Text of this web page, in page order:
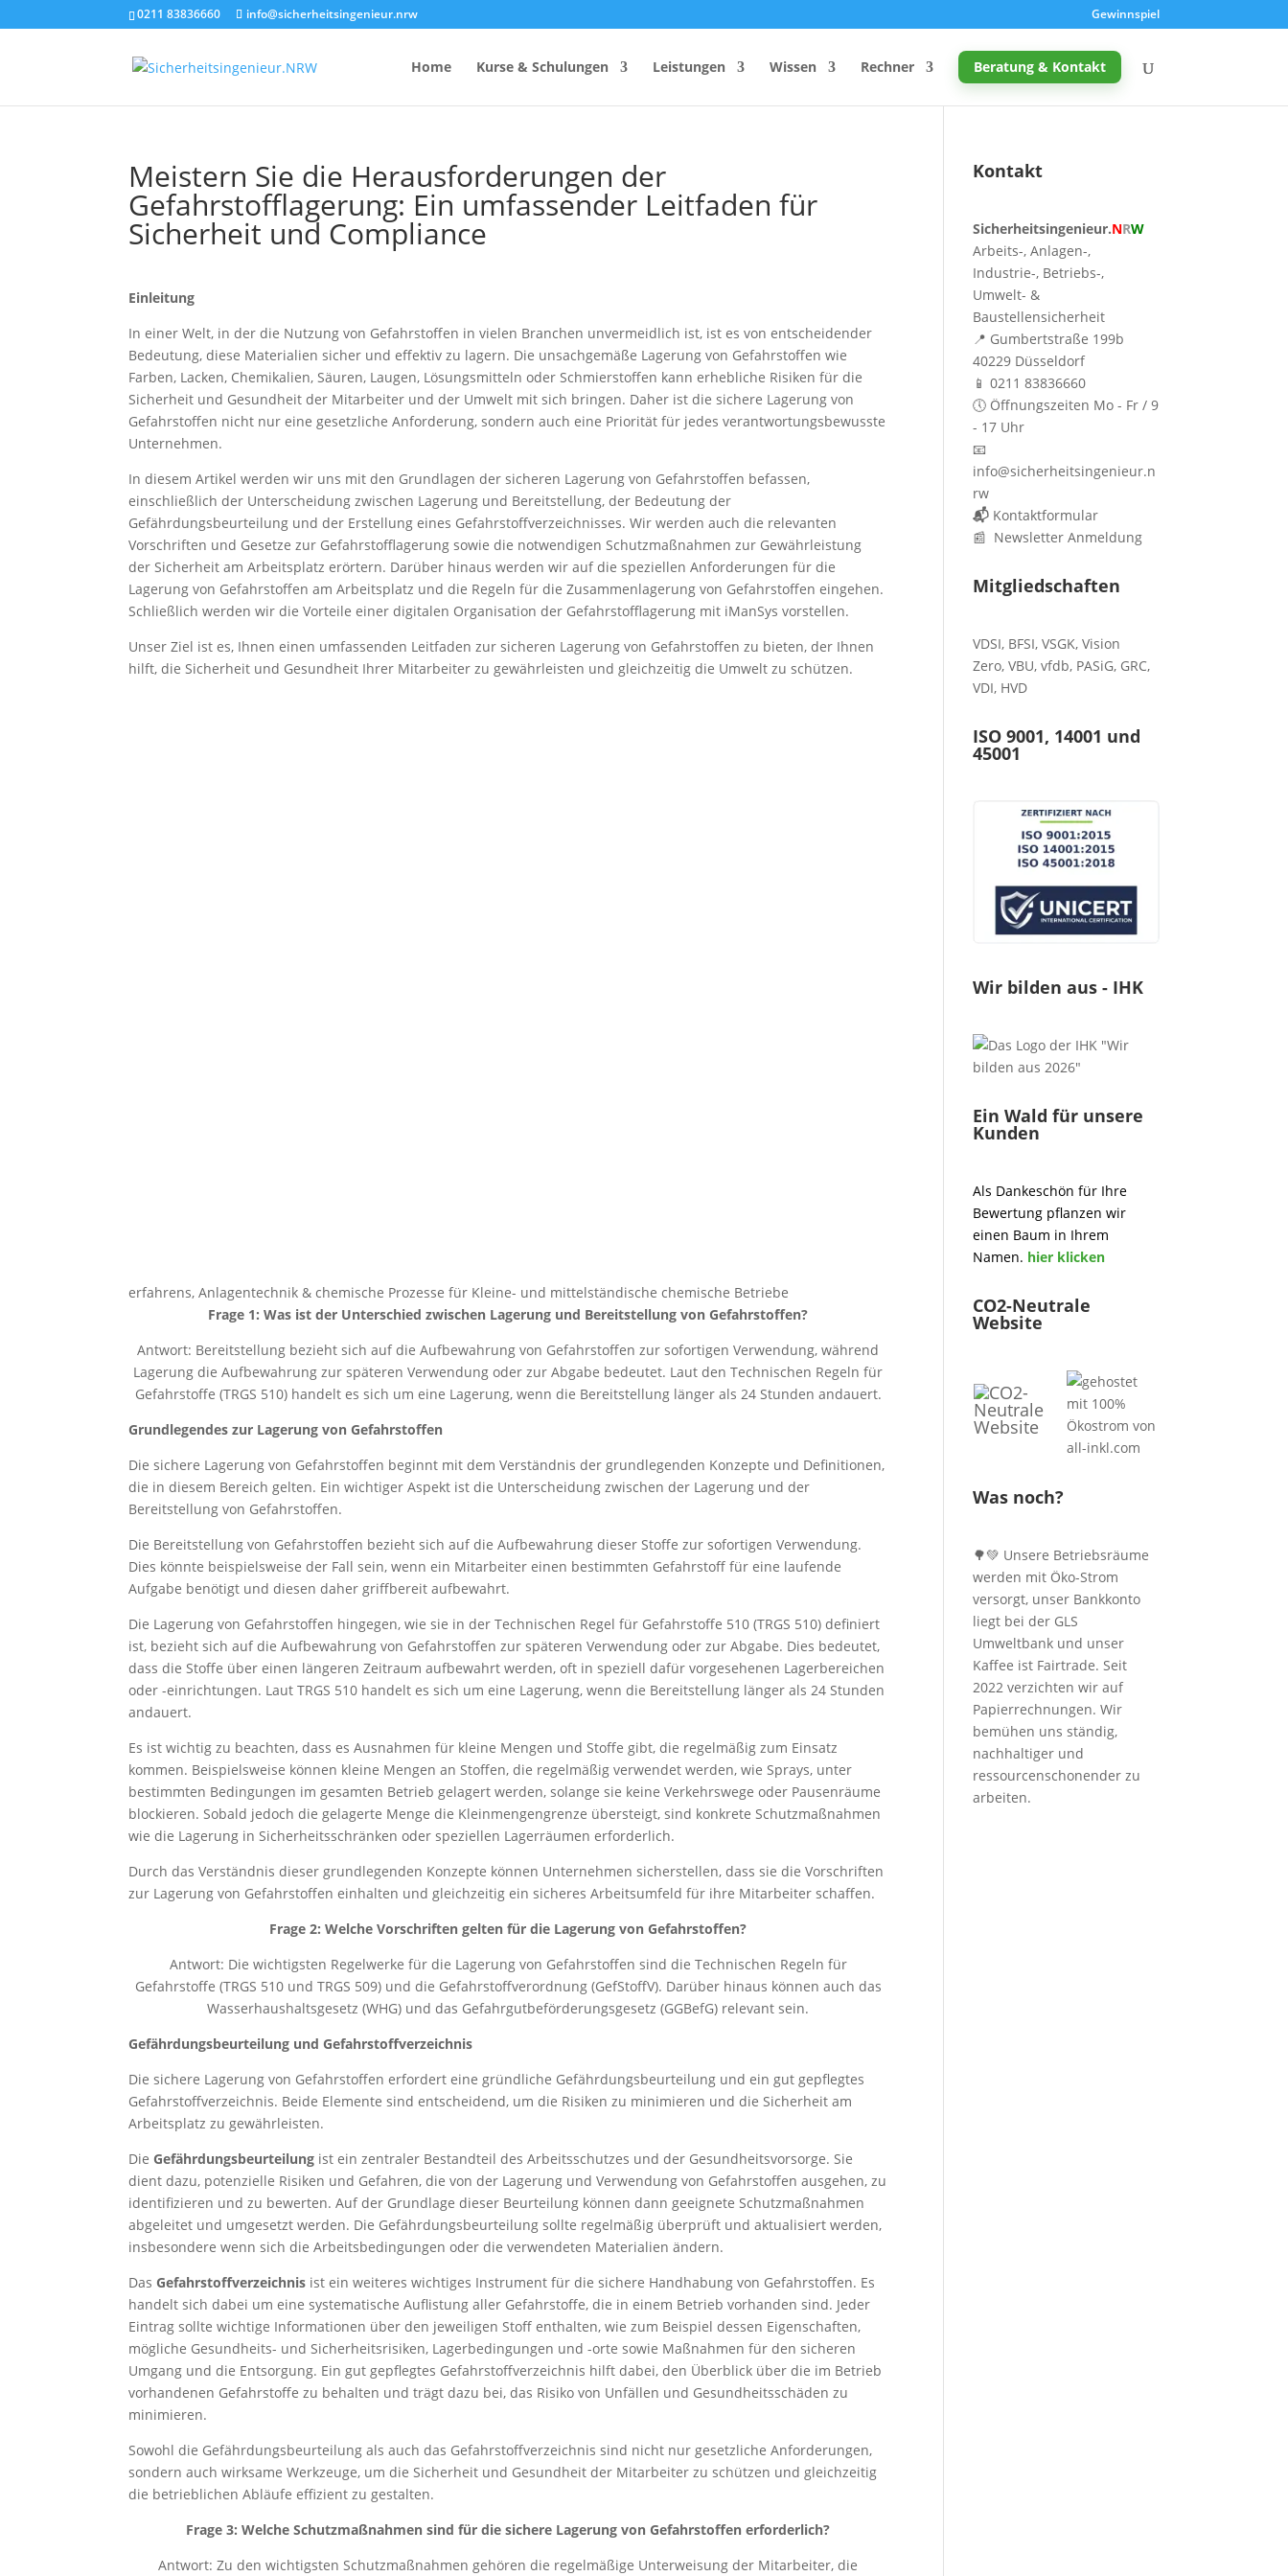
0211 83836660 info@sicherheitsingenieur.nrw Gewinnspiel
Home Kurse & Schulungen Leistungen Wissen Rechner
Anzahl Brandschutzhelfer
Feuerlöscher-Rechner
Anzahl Sicherheitsbeauftragter
Zurrmittel & Ladungssicherung
Schreibtischhöhe berechnen
Mutterschutz: Frist berechnen
Taupunkt & Schimmelgefahr
Beratung & Kontakt
Meistern Sie die Herausforderungen der
Gefahrstofflagerung: Ein umfassender Leitfaden für
Sicherheit und Compliance
Einleitung
In einer Welt, in der die Nutzung von Gefahrstoffen in vielen Branchen unvermeidlich ist, ist es von entscheidender
Bedeutung, diese Materialien sicher und effektiv zu lagern. Die unsachgemäße Lagerung von Gefahrstoffen wie
Farben, Lacken, Chemikalien, Säuren, Laugen, Lösungsmitteln oder Schmierstoffen kann erhebliche Risiken für die
Sicherheit und Gesundheit der Mitarbeiter und der Umwelt mit sich bringen. Daher ist die sichere Lagerung von
Gefahrstoffen nicht nur eine gesetzliche Anforderung, sondern auch eine Priorität für jedes verantwortungsbewusste
Unternehmen.
In diesem Artikel werden wir uns mit den Grundlagen der sicheren Lagerung von Gefahrstoffen befassen,
einschließlich der Unterscheidung zwischen Lagerung und Bereitstellung, der Bedeutung der
Gefährdungsbeurteilung und der Erstellung eines Gefahrstoffverzeichnisses. Wir werden auch die relevanten
Vorschriften und Gesetze zur Gefahrstofflagerung sowie die notwendigen Schutzmaßnahmen zur Gewährleistung
der Sicherheit am Arbeitsplatz erörtern. Darüber hinaus werden wir auf die speziellen Anforderungen für die
Lagerung von Gefahrstoffen am Arbeitsplatz und die Regeln für die Zusammenlagerung von Gefahrstoffen eingehen.
Schließlich werden wir die Vorteile einer digitalen Organisation der Gefahrstofflagerung mit iManSys vorstellen.
Unser Ziel ist es, Ihnen einen umfassenden Leitfaden zur sicheren Lagerung von Gefahrstoffen zu bieten, der Ihnen
hilft, die Sicherheit und Gesundheit Ihrer Mitarbeiter zu gewährleisten und gleichzeitig die Umwelt zu schützen.
erfahrens, Anlagentechnik & chemische Prozesse für Kleine- und mittelständische chemische Betriebe
Frage 1: Was ist der Unterschied zwischen Lagerung und Bereitstellung von Gefahrstoffen?
Antwort: Bereitstellung bezieht sich auf die Aufbewahrung von Gefahrstoffen zur sofortigen Verwendung, während
Lagerung die Aufbewahrung zur späteren Verwendung oder zur Abgabe bedeutet. Laut den Technischen Regeln für
Gefahrstoffe (TRGS 510) handelt es sich um eine Lagerung, wenn die Bereitstellung länger als 24 Stunden andauert.
Grundlegendes zur Lagerung von Gefahrstoffen
Die sichere Lagerung von Gefahrstoffen beginnt mit dem Verständnis der grundlegenden Konzepte und Definitionen,
die in diesem Bereich gelten. Ein wichtiger Aspekt ist die Unterscheidung zwischen der Lagerung und der
Bereitstellung von Gefahrstoffen.
Die Bereitstellung von Gefahrstoffen bezieht sich auf die Aufbewahrung dieser Stoffe zur sofortigen Verwendung.
Dies könnte beispielsweise der Fall sein, wenn ein Mitarbeiter einen bestimmten Gefahrstoff für eine laufende
Aufgabe benötigt und diesen daher griffbereit aufbewahrt.
Die Lagerung von Gefahrstoffen hingegen, wie sie in der Technischen Regel für Gefahrstoffe 510 (TRGS 510) definiert
ist, bezieht sich auf die Aufbewahrung von Gefahrstoffen zur späteren Verwendung oder zur Abgabe. Dies bedeutet,
dass die Stoffe über einen längeren Zeitraum aufbewahrt werden, oft in speziell dafür vorgesehenen Lagerbereichen
oder -einrichtungen. Laut TRGS 510 handelt es sich um eine Lagerung, wenn die Bereitstellung länger als 24 Stunden
andauert.
Es ist wichtig zu beachten, dass es Ausnahmen für kleine Mengen und Stoffe gibt, die regelmäßig zum Einsatz
kommen. Beispielsweise können kleine Mengen an Stoffen, die regelmäßig verwendet werden, wie Sprays, unter
bestimmten Bedingungen im gesamten Betrieb gelagert werden, solange sie keine Verkehrswege oder Pausenräume
blockieren. Sobald jedoch die gelagerte Menge die Kleinmengengrenze übersteigt, sind konkrete Schutzmaßnahmen
wie die Lagerung in Sicherheitsschränken oder speziellen Lagerräumen erforderlich.
Durch das Verständnis dieser grundlegenden Konzepte können Unternehmen sicherstellen, dass sie die Vorschriften
zur Lagerung von Gefahrstoffen einhalten und gleichzeitig ein sicheres Arbeitsumfeld für ihre Mitarbeiter schaffen.
Frage 2: Welche Vorschriften gelten für die Lagerung von Gefahrstoffen?
Antwort: Die wichtigsten Regelwerke für die Lagerung von Gefahrstoffen sind die Technischen Regeln für
Gefahrstoffe (TRGS 510 und TRGS 509) und die Gefahrstoffverordnung (GefStoffV). Darüber hinaus können auch das
Wasserhaushaltsgesetz (WHG) und das Gefahrgutbeförderungsgesetz (GGBefG) relevant sein.
Gefährdungsbeurteilung und Gefahrstoffverzeichnis
Die sichere Lagerung von Gefahrstoffen erfordert eine gründliche Gefährdungsbeurteilung und ein gut gepflegtes
Gefahrstoffverzeichnis. Beide Elemente sind entscheidend, um die Risiken zu minimieren und die Sicherheit am
Arbeitsplatz zu gewährleisten.
DieGefährdungsbeurteilung ist ein zentraler Bestandteil des Arbeitsschutzes und der Gesundheitsvorsorge. Sie
dient dazu, potenzielle Risiken und Gefahren, die von der Lagerung und Verwendung von Gefahrstoffen ausgehen, zu
identifizieren und zu bewerten. Auf der Grundlage dieser Beurteilung können dann geeignete Schutzmaßnahmen
abgeleitet und umgesetzt werden. Die Gefährdungsbeurteilung sollte regelmäßig überprüft und aktualisiert werden,
insbesondere wenn sich die Arbeitsbedingungen oder die verwendeten Materialien ändern.
DasGefahrstoffverzeichnis ist ein weiteres wichtiges Instrument für die sichere Handhabung von Gefahrstoffen. Es
handelt sich dabei um eine systematische Auflistung aller Gefahrstoffe, die in einem Betrieb vorhanden sind. Jeder
Eintrag sollte wichtige Informationen über den jeweiligen Stoff enthalten, wie zum Beispiel dessen Eigenschaften,
mögliche Gesundheits- und Sicherheitsrisiken, Lagerbedingungen und -orte sowie Maßnahmen für den sicheren
Umgang und die Entsorgung. Ein gut gepflegtes Gefahrstoffverzeichnis hilft dabei, den Überblick über die im Betrieb
vorhandenen Gefahrstoffe zu behalten und trägt dazu bei, das Risiko von Unfällen und Gesundheitsschäden zu
minimieren.
Sowohl die Gefährdungsbeurteilung als auch das Gefahrstoffverzeichnis sind nicht nur gesetzliche Anforderungen,
sondern auch wirksame Werkzeuge, um die Sicherheit und Gesundheit der Mitarbeiter zu schützen und gleichzeitig
die betrieblichen Abläufe effizient zu gestalten.
Frage 3: Welche Schutzmaßnahmen sind für die sichere Lagerung von Gefahrstoffen erforderlich?
Antwort: Zu den wichtigsten Schutzmaßnahmen gehören die regelmäßige Unterweisung der Mitarbeiter, die
Kontakt
Sicherheitsingenieur.NRW
Arbeits-, Anlagen-,
Industrie-, Betriebs-,
Umwelt- &
Baustellensicherheit
📍 Gumbertstraße 199b
40229 Düsseldorf
📱 0211 83836660
🕔 Öffnungszeiten Mo - Fr / 9
- 17 Uhr
📧
info@sicherheitsingenieur.n
rw
📬 Kontaktformular
📰 Newsletter Anmeldung
Mitgliedschaften
VDSI, BFSI,VSGK,Vision
Zero,VBU,vfdb, PASiG, GRC,
VDI, HVD
ISO 9001, 14001 und
45001
Wir bilden aus - IHK
Ein Wald für unsere
Kunden
Als Dankeschön für Ihre
Bewertung pflanzen wir
einen Baum in Ihrem
Namen. hier klicken
CO2-Neutrale
Website
Was noch?
🌳💚 Unsere Betriebsräume
werden mit Öko-Strom
versorgt, unser Bankkonto
liegt bei der GLS
Umweltbank und unser
Kaffee ist Fairtrade. Seit
2022 verzichten wir auf
Papierrechnungen. Wir
bemühen uns ständig,
nachhaltiger und
ressourcenschonender zu
arbeiten.